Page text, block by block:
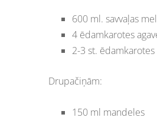
600 ml. savvaļas
4 ēdamkarotes
2-3 st.
Drupačiņām:
150 ml mandeles